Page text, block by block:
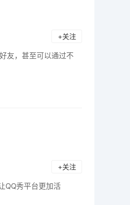
+关注
友，甚至可以通过不
+关注
QQ秀平台更加活